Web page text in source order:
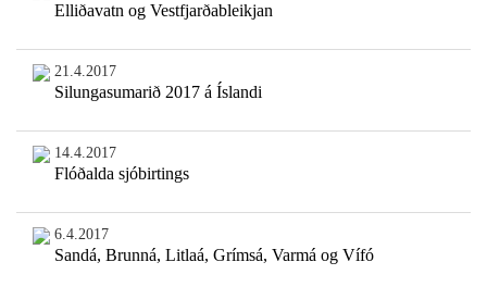
Elliðavatn og Vestfjarðableikjan
21.4.2017
Silungasumarið 2017 á Íslandi
14.4.2017
Flóðalda sjóbirtings
6.4.2017
Sandá, Brunná, Litlaá, Grímsá, Varmá og Vífó